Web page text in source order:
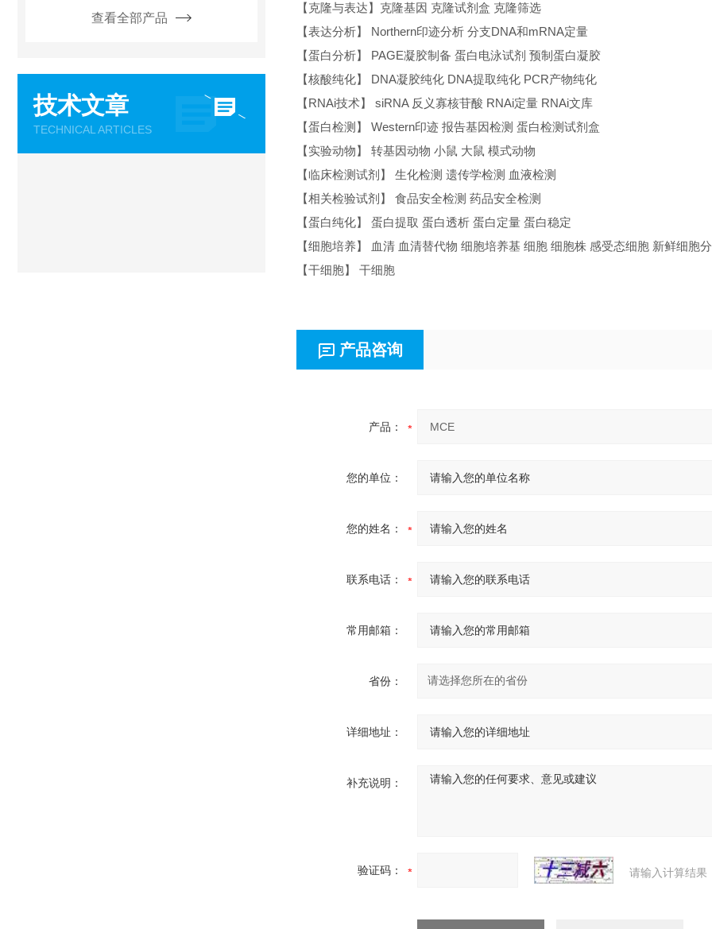
查看全部产品
技术文章
TECHNICAL ARTICLES
【克隆与表达】克隆基因 克隆试剂盒 克隆筛选
【表达分析】 Northern印迹分析 分支DNA和mRNA定量
【蛋白分析】 PAGE凝胶制备 蛋白电泳试剂 预制蛋白凝胶
【核酸纯化】 DNA凝胶纯化 DNA提取纯化 PCR产物纯化
【RNAi技术】 siRNA 反义寡核苷酸 RNAi定量 RNAi文库
【蛋白检测】 Western印迹 报告基因检测 蛋白检测试剂盒
【实验动物】 转基因动物 小鼠 大鼠 模式动物
【临床检测试剂】 生化检测 遗传学检测 血液检测
【相关检验试剂】 食品安全检测 药品安全检测
【蛋白纯化】 蛋白提取 蛋白透析 蛋白定量 蛋白稳定
【细胞培养】 血清 血清替代物 细胞培养基 细胞 细胞株 感受态细胞 新鲜细胞
【干细胞】 干细胞
产品咨询
产品：
您的单位：
您的姓名：
联系电话：
常用邮箱：
省份：
详细地址：
补充说明：
验证码： 请输入计算结果